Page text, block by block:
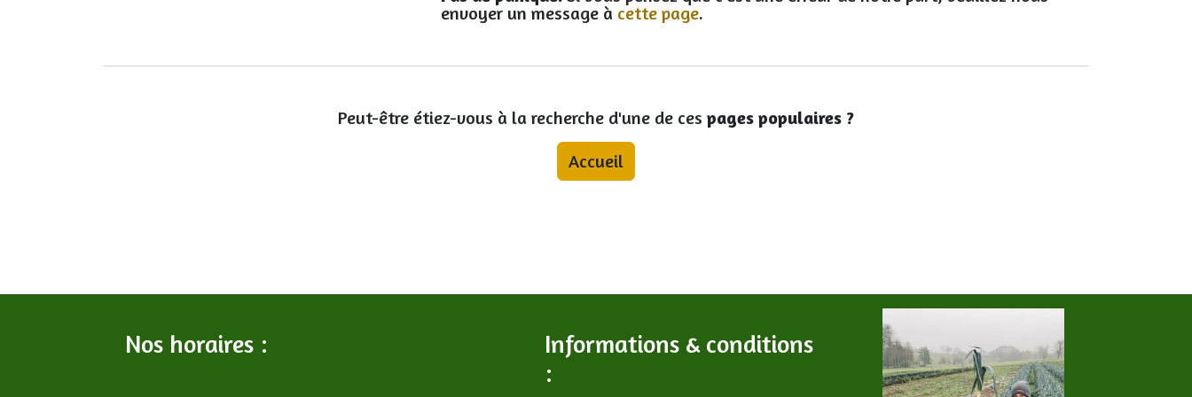
envoyer un message à cette page.
Peut-être étiez-vous à la recherche d'une de ces pages populaires ?
Accueil
Nos horaires :
Informations & conditions
: